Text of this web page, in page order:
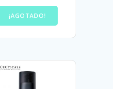
¡AGOTADO!